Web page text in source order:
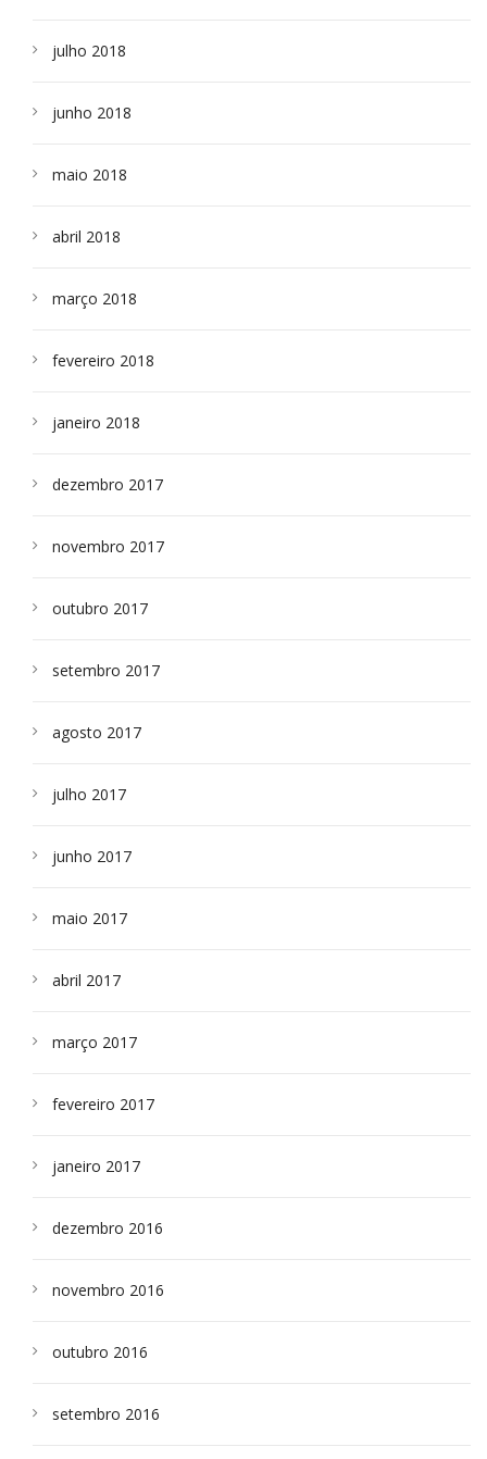
julho 2018
junho 2018
maio 2018
abril 2018
março 2018
fevereiro 2018
janeiro 2018
dezembro 2017
novembro 2017
outubro 2017
setembro 2017
agosto 2017
julho 2017
junho 2017
maio 2017
abril 2017
março 2017
fevereiro 2017
janeiro 2017
dezembro 2016
novembro 2016
outubro 2016
setembro 2016